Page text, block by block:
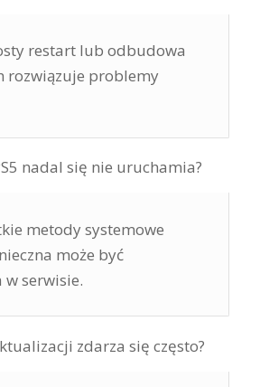
restart lub odbudowa
rozwiązuje problemy
nadal się nie uruchamia?
metody systemowe
może być
serwisie.
zdarza się często?